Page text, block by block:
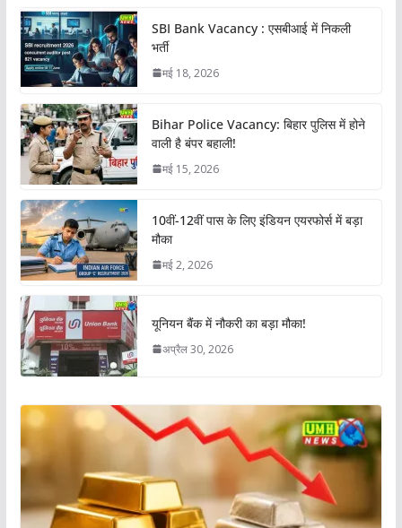
SBI Bank Vacancy : एसबीआई में निकली
भर्ती
मई 18, 2026
Bihar Police Vacancy: बिहार पुलिस में होने
वाली है बंपर बहाली!
मई 15, 2026
10वीं-12वीं पास के लिए इंडियन एयरफोर्स में बड़ा
मौका
मई 2, 2026
यूनियन बैंक में नौकरी का बड़ा मौका!
अप्रैल 30, 2026